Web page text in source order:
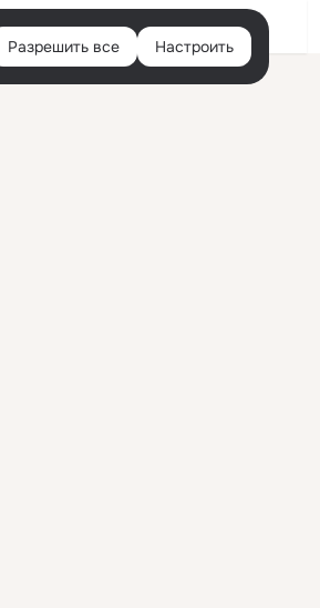
Войти
Разрешить все Настроить